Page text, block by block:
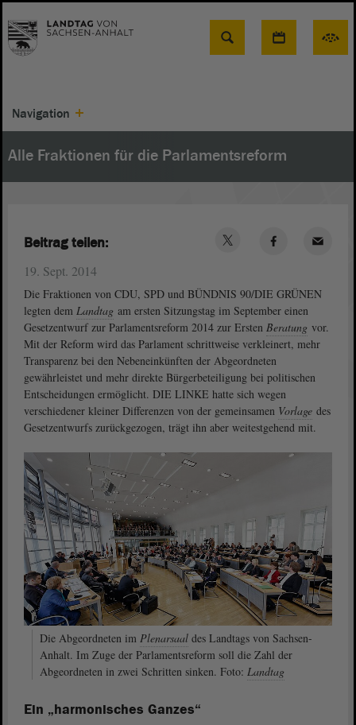
Suche
Navigation
Alle Fraktionen für die Parlamentsreform
19. Sept. 2014
Die Fraktionen von CDU, SPD und BÜNDNIS 90/DIE GRÜNEN
legten dem Landtag am ersten Sitzungstag im September einen
Gesetzentwurf zur Parlamentsreform 2014 zur Ersten Beratung vor.
Mit der Reform wird das Parlament schrittweise verkleinert, mehr
Transparenz bei den Nebeneinkünften der Abgeordneten
gewährleistet und mehr direkte Bürgerbeteiligung bei politischen
Entscheidungen ermöglicht. DIE LINKE hatte sich wegen
verschiedener kleiner Differenzen von der gemeinsamen Vorlage des
Gesetzentwurfs zurückgezogen, trägt ihn aber weitestgehend mit.
Die Abgeordneten im Plenarsaal des Landtags von Sachsen-
Anhalt. Im Zuge der Parlamentsreform soll die Zahl der
Abgeordneten in zwei Schritten sinken. Foto: Landtag
Ein „harmonisches Ganzes“
Beitrag teilen: